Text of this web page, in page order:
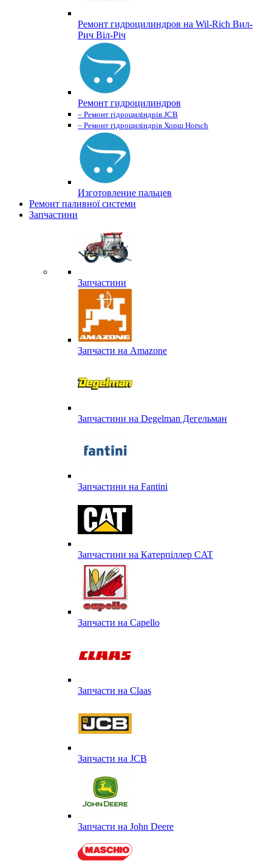
Ремонт гидроцилиндров на Wil-Rich Вил-
Рич Віл-Річ
Ремонт гидроцилиндров
– Ремонт гідроциліндрів JCB
– Ремонт гідроциліндрів Хорш Horsch
Изготовление пальцев
Ремонт паливної системи
Запчастини
Запчастини
Запчасти на Amazone
Запчастини на Degelman Дегельман
Запчастини на Fantini
Запчастини на Катерпіллер CAT
Запчасти на Capello
Запчасти на Сlaas
Запчасти на JCB
Запчасти на John Deere